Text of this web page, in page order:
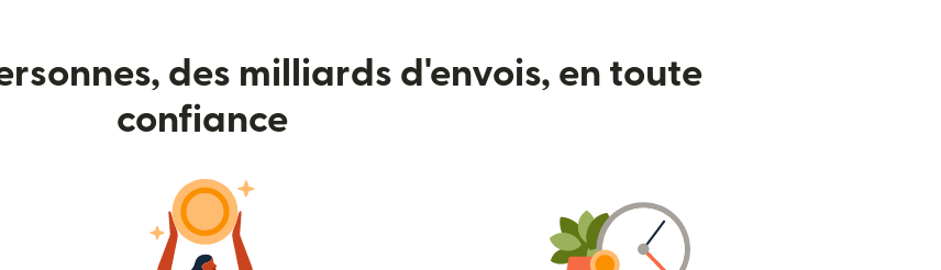
des milliards d'envois, en toute
confiance